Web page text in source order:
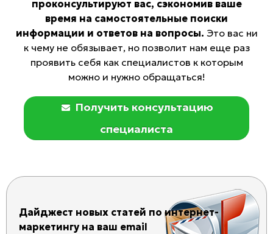
проконсультируют вас, сэкономив ваше
время на самостоятельные поиски
информации и ответов на вопросы. Это вас ни
к чему не обязывает, но позволит нам еще раз
проявить себя как специалистов к которым
можно и нужно обращаться!
Получить консультацию
специалиста
Дайджест новых статей по интернет-
маркетингу на ваш email